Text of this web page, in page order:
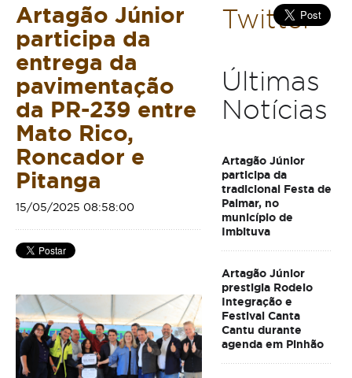
Artagão Júnior
participa da
entrega da
pavimentação
da PR-239 entre
Mato Rico,
Roncador e
Pitanga
15/05/2025 08:58:00
Twitter
Últimas
Notícias
Artagão Júnior
participa da
tradicional Festa de
Palmar, no
município de
Imbituva
Artagão Júnior
prestigia Rodeio
Integração e
Festival Canta
Cantu durante
agenda em Pinhão